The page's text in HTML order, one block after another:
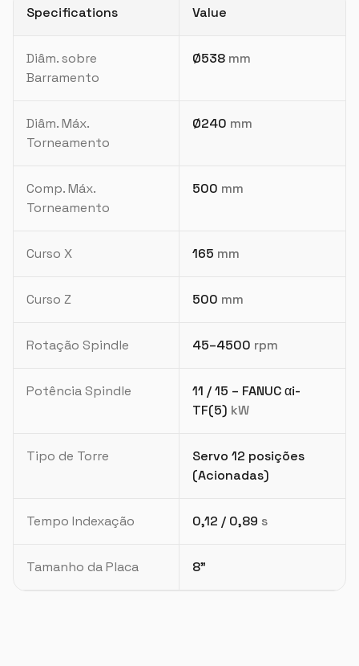
Specifications Value
Diâm. sobre
Barramento
Ø538 mm
Diâm. Máx.
Torneamento
Ø240 mm
Comp. Máx.
Torneamento
500 mm
Curso X 165 mm
Curso Z 500 mm
Rotação Spindle 45–4500 rpm
Potência Spindle
11 / 15 – FANUC αi-
TF(5) kW
Tipo de Torre
Servo 12 posições
(Acionadas)
Tempo Indexação 0,12 / 0,89 s
Tamanho da Placa 8"